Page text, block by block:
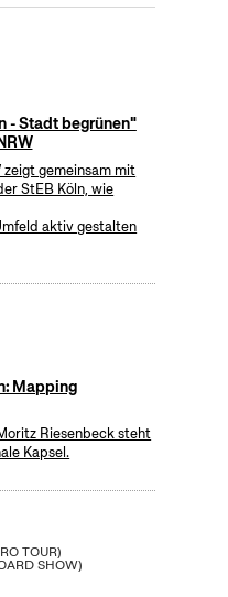
- Stadt begrünen"
gemeinsam mit
StEB Köln, wie
aktiv gestalten
Mapping
Riesenbeck steht
Kapsel.
TOUR)
SHOW)